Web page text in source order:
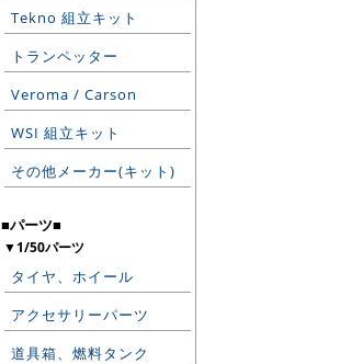
Tekno 組立キット
トランペッター
Veroma / Carson
WSI 組立キット
その他メーカー(キット)
■パーツ■
▼1/50パーツ
タイヤ、ホイール
アクセサリーパーツ
道具箱、燃料タンク